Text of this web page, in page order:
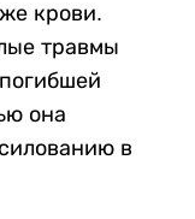
крови.
травмы
она
в